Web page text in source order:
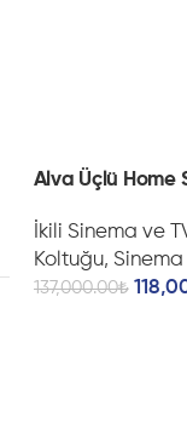
Alva Üçlü Home
İkili Sinema ve
Koltuğu, Sinema
137,000.00₺